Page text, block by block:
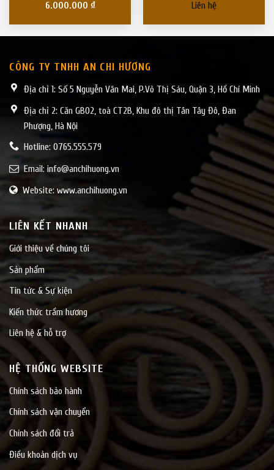
6.000.000 ₫
Liên hệ
CÔNG TY TNHH AN CHI HƯƠNG
Địa chỉ 1: Số 5 Nguyễn Văn Mai, P.Võ Thị Sáu, Quận 3, Hồ Chí Minh
Địa chỉ 2: Căn GB02, toà CT2B, Khu đô thị Tân Tây Đô, Đan
Phượng, Hà Nội
Hotline: 0765.555.579
Email: info@anchihuong.vn
Website: www.anchihuong.vn
LIÊN KẾT NHANH
Giới thiệu về chúng tôi
Sản phẩm
Tin tức & Sự kiện
Kiến thức trầm hương
Liên hệ & hỗ trợ
HỆ THỐNG WEBSITE
Chính sách bảo hành
Chính sách vận chuyển
Chính sách đổi trả
Điều khoản dịch vụ